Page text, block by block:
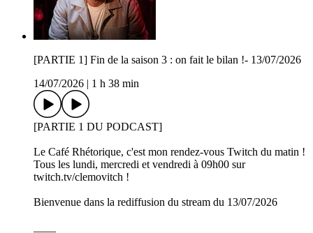
[PARTIE 1] Fin de la saison 3 : on fait le bilan !- 13/07/2026
14/07/2026
1 h 38 min
[PARTIE 1 DU PODCAST]
Le Café Rhétorique, c'est mon rendez-vous Twitch du matin !
Tous les lundi, mercredi et vendredi à 09h00 sur
twitch.tv/clemovitch !
Bienvenue dans la rediffusion du stream du 13/07/2026